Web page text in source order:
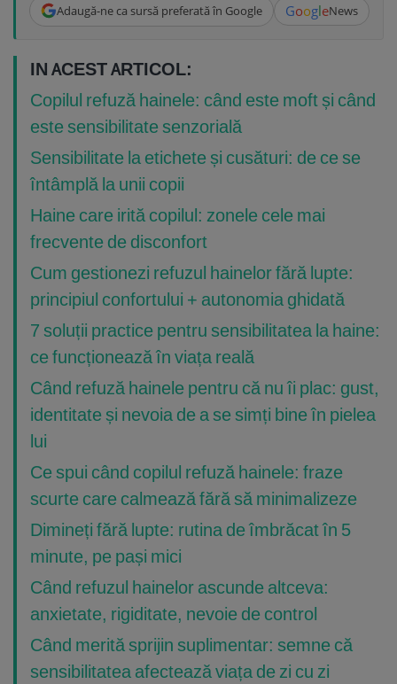
Adaugă-ne ca sursă preferată în Google GoogleNews
IN ACEST ARTICOL:
Copilul refuză hainele: când este moft și când
este sensibilitate senzorială
Sensibilitate la etichete și cusături: de ce se
întâmplă la unii copii
Haine care irită copilul: zonele cele mai
frecvente de disconfort
Cum gestionezi refuzul hainelor fără lupte:
principiul confortului + autonomia ghidată
7 soluții practice pentru sensibilitatea la haine:
ce funcționează în viața reală
Când refuză hainele pentru că nu îi plac: gust,
identitate și nevoia de a se simți bine în pielea
lui
Ce spui când copilul refuză hainele: fraze
scurte care calmează fără să minimalizeze
Dimineți fără lupte: rutina de îmbrăcat în 5
minute, pe pași mici
Când refuzul hainelor ascunde altceva:
anxietate, rigiditate, nevoie de control
Când merită sprijin suplimentar: semne că
sensibilitatea afectează viața de zi cu zi